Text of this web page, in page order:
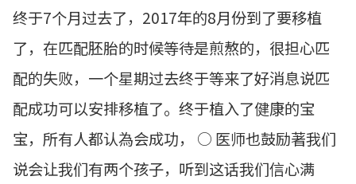
终于7个月过去了，2017年的8月份到了要移植
了，在匹配胚胎的时候等待是煎熬的，很担心匹
配的失败，一个星期过去终于等来了好消息说匹
配成功可以安排移植了。终于植入了健康的宝
宝，所有人都认為会成功， ○ 医师也鼓励著我们
说会让我们有两个孩子，听到这话我们信心满